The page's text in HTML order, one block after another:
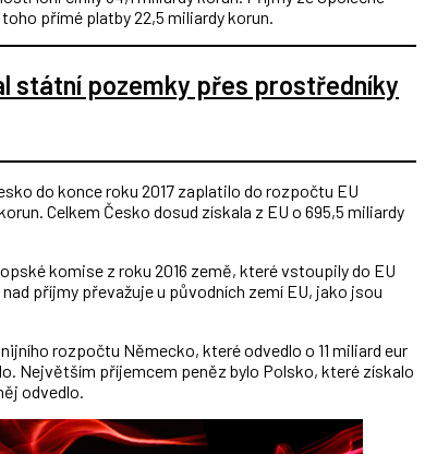
přímé platby 22,5 miliardy korun.
státní pozemky přes prostředníky
do konce roku 2017 zaplatilo do rozpočtu EU
Celkem Česko dosud získala z EU o 695,5 miliardy
komise z roku 2016 země, které vstoupily do EU
příjmy převažuje u původních zemí EU, jako jsou
rozpočtu Německo, které odvedlo o 11 miliard eur
Největším příjemcem peněz bylo Polsko, které získalo
odvedlo.